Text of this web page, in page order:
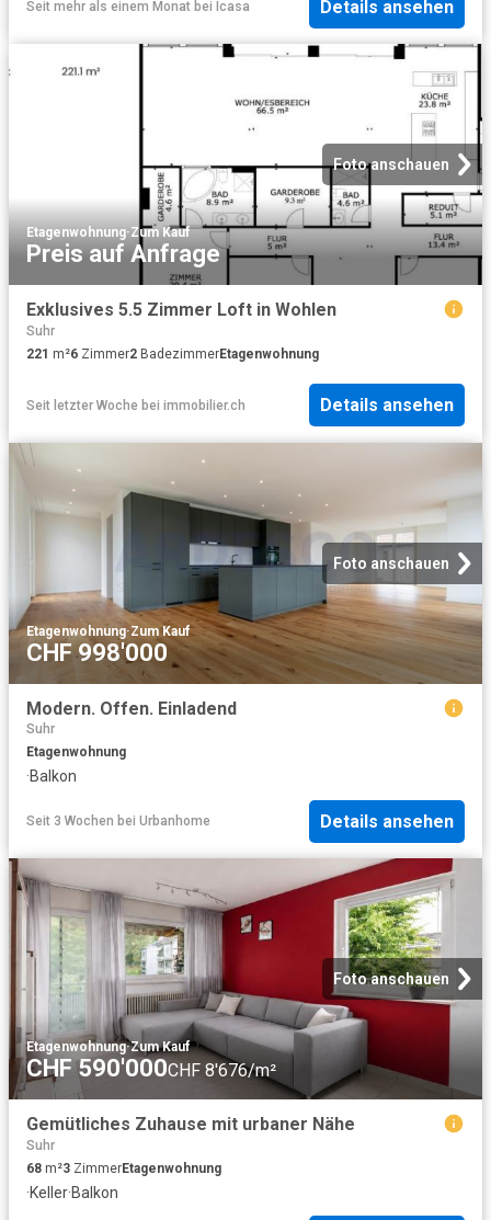
Seit mehr als einem Monat bei Icasa Details ansehen
Foto anschauen
Etagenwohnung·Zum Kauf
Preis auf Anfrage
Exklusives 5.5 Zimmer Loft in Wohlen
Suhr
221 m²6 Zimmer2 BadezimmerEtagenwohnung
Seit letzter Woche bei immobilier.ch Details ansehen
Foto anschauen
Etagenwohnung·Zum Kauf
CHF 998'000
Modern. Offen. Einladend
Suhr
Etagenwohnung
·Balkon
Seit 3 Wochen bei Urbanhome Details ansehen
Foto anschauen
Etagenwohnung·Zum Kauf
CHF 590'000CHF 8'676/m²
Gemütliches Zuhause mit urbaner Nähe
Suhr
68 m²3 ZimmerEtagenwohnung
·Keller·Balkon